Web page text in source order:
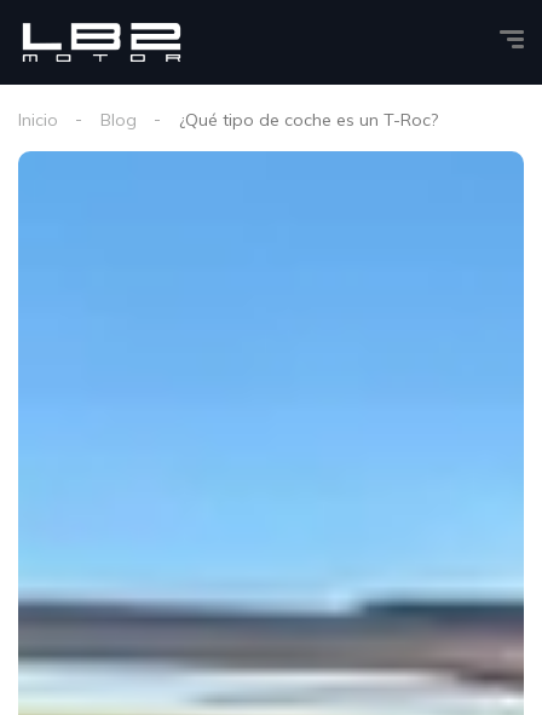
Inicio Blog ¿Qué tipo de coche es un T-Roc?